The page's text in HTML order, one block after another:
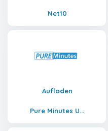
Net10
Aufladen
Pure Minutes U...